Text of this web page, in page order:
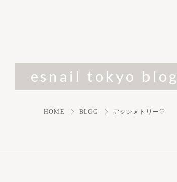
esnail tokyo blog
HOME BLOG アシンメトリー🤍